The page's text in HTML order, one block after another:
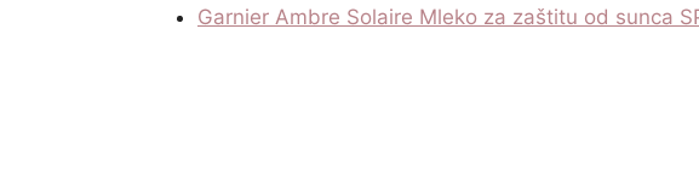
Garnier Ambre Solaire Mleko za zaštitu od sunca